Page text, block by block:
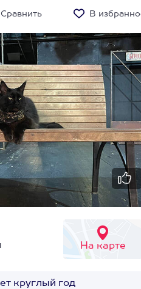
Сравнить В
На карте
круглый год